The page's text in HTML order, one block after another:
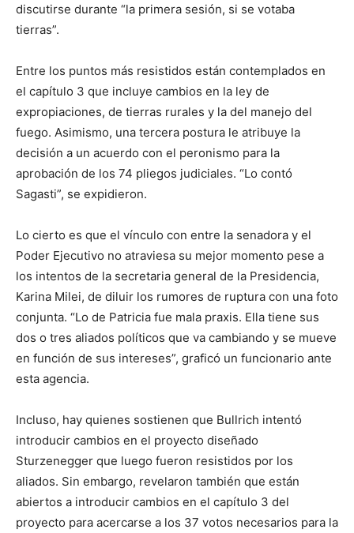
discutirse durante “la primera sesión, si se votaba
tierras”.
Entre los puntos más resistidos están contemplados en
el capítulo 3 que incluye cambios en la ley de
expropiaciones, de tierras rurales y la del manejo del
fuego. Asimismo, una tercera postura le atribuye la
decisión a un acuerdo con el peronismo para la
aprobación de los 74 pliegos judiciales. “Lo contó
Sagasti”, se expidieron.
Lo cierto es que el vínculo con entre la senadora y el
Poder Ejecutivo no atraviesa su mejor momento pese a
los intentos de la secretaria general de la Presidencia,
Karina Milei, de diluir los rumores de ruptura con una foto
conjunta. “Lo de Patricia fue mala praxis. Ella tiene sus
dos o tres aliados políticos que va cambiando y se mueve
en función de sus intereses”, graficó un funcionario ante
esta agencia.
Incluso, hay quienes sostienen que Bullrich intentó
introducir cambios en el proyecto diseñado
Sturzenegger que luego fueron resistidos por los
aliados. Sin embargo, revelaron también que están
abiertos a introducir cambios en el capítulo 3 del
proyecto para acercarse a los 37 votos necesarios para la